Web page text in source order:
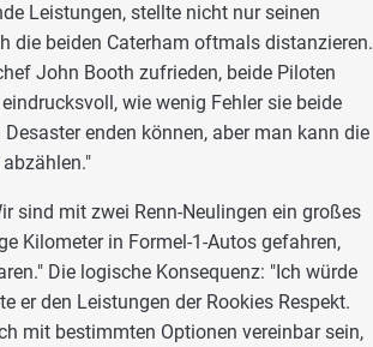
Leistungen, stellte nicht nur seinen
die beiden Caterham oftmals distanzieren.
John Booth zufrieden, beide Piloten
wie wenig Fehler sie beide
enden können, aber man kann die
sind mit zwei Renn-Neulingen ein großes
Kilometer in Formel-1-Autos gefahren,
Die logische Konsequenz: "Ich würde
er den Leistungen der Rookies Respekt.
mit bestimmten Optionen vereinbar sein,